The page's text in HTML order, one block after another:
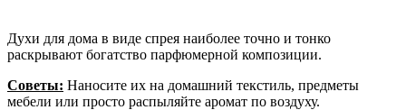
Духи для дома в виде спрея наиболее точно и тонко
раскрывают богатство парфюмерной композиции.
Советы: Наносите их на домашний текстиль, предметы
мебели или просто распыляйте аромат по воздуху.